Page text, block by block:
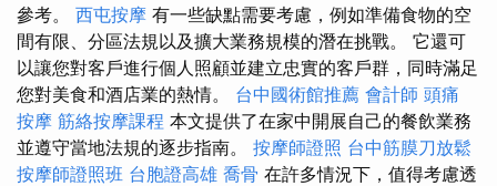
參考。 西屯按摩 有一些缺點需要考慮，例如準備食物的空
間有限、分區法規以及擴大業務規模的潛在挑戰。 它還可
以讓您對客戶進行個人照顧並建立忠實的客戶群，同時滿足
您對美食和酒店業的熱情。 台中國術館推薦 會計師 頭痛
按摩 筋絡按摩課程 本文提供了在家中開展自己的餐飲業務
並遵守當地法規的逐步指南。 按摩師證照 台中筋膜刀放鬆
按摩師證照班 台胞證高雄 喬骨 在許多情況下，值得考慮透